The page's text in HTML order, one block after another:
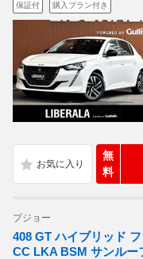
保証付 購入プラン付き
無
料
プジョー
408 GT ハイブリッド
CC LKA BSM サンルー